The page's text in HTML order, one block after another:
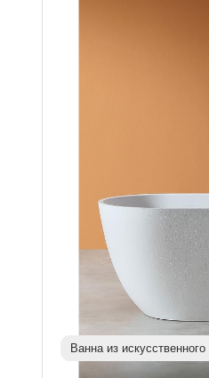
Ванна из